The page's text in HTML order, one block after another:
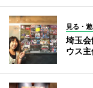
見る・
埼玉
ウス